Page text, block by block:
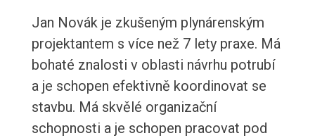
Jan Novák je zkušeným plynárenským
projektantem s více než 7 lety praxe. Má
bohaté znalosti v oblasti návrhu potrubí
a je schopen efektivně koordinovat se
stavbu. Má skvělé organizační
schopnosti a je schopen pracovat pod